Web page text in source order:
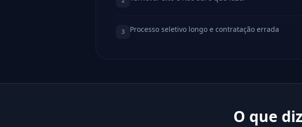
3 Processo seletivo longo e contratação errada
O que